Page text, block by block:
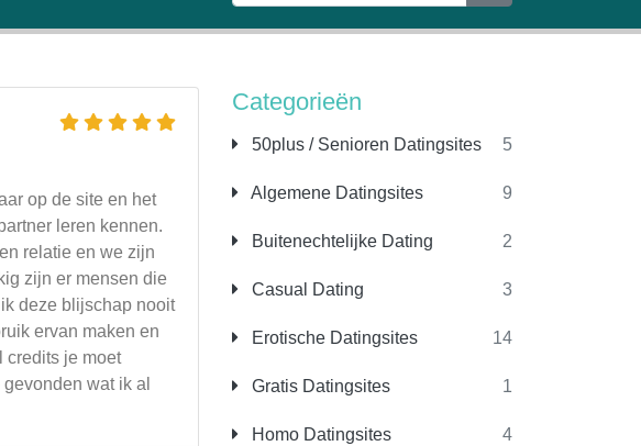
Categorieën
50plus / Senioren Datingsites 5
Algemene Datingsites 9
Buitenechtelijke Dating 2
Casual Dating 3
Erotische Datingsites 14
Gratis Datingsites 1
Homo Datingsites 4
op de site en het
leren kennen.
relatie en we zijn
zijn er mensen die
deze blijschap nooit
ervan maken en
credits je moet
wat ik al